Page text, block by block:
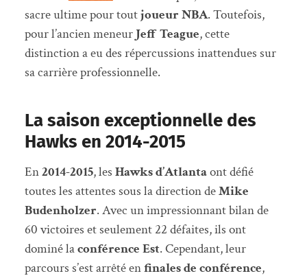
sacre ultime pour toutjoueur NBA. Toutefois,
pour l’ancien meneurJeff Teague, cette
distinction a eu des répercussions inattendues sur
sa carrière professionnelle.
La saison exceptionnelle des
Hawks en 2014-2015
En2014-2015, les Hawks d’Atlantaont défié
toutes les attentes sous la direction deMike
Budenholzer. Avec un impressionnant bilan de
60 victoires et seulement 22 défaites, ils ont
dominé laconférence Est. Cependant, leur
parcours s’est arrêté enfinales de conférence,